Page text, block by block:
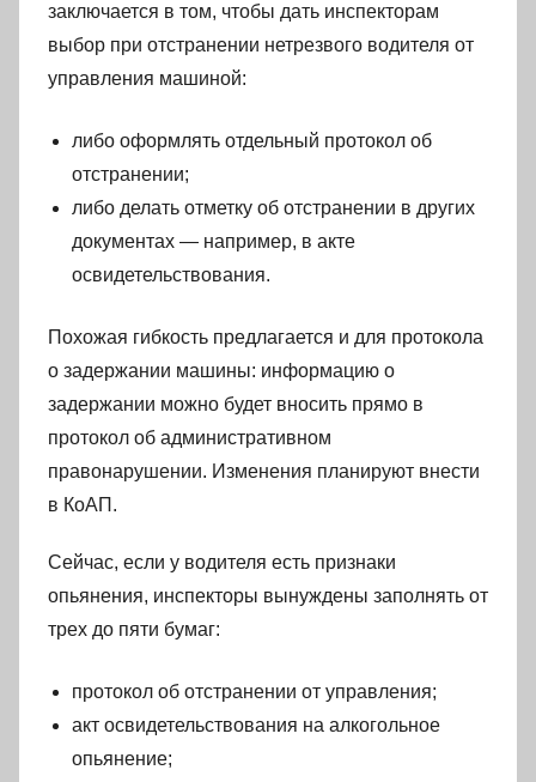
заключается в том, чтобы дать инспекторам
выбор при отстранении нетрезвого водителя от
управления машиной:
либо оформлять отдельный протокол об
отстранении;
либо делать отметку об отстранении в других
документах — например, в акте
освидетельствования.
Похожая гибкость предлагается и для протокола
о задержании машины: информацию о
задержании можно будет вносить прямо в
протокол об административном
правонарушении. Изменения планируют внести
в КоАП.
Сейчас, если у водителя есть признаки
опьянения, инспекторы вынуждены заполнять от
трех до пяти бумаг:
протокол об отстранении от управления;
акт освидетельствования на алкогольное
опьянение;